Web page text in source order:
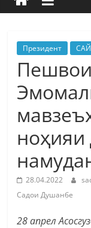
Президент
ноҳияи
28.04.2022
Садои Душанбе
28 апрел